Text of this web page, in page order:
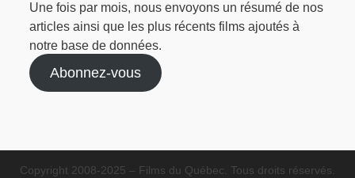
Une fois par mois, nous envoyons un résumé de nos
articles ainsi que les plus récents films ajoutés à
notre base de données.
Abonnez-vous
Copyright 2008-2025 – Films du Québec. Tous droits réservés.